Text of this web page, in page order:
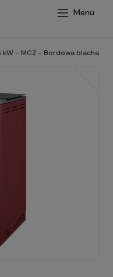
kW - MCZ - Bordowa blacha